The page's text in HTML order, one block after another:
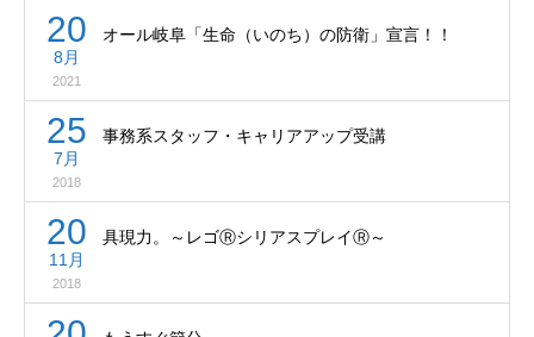
20
8月
2021
オール岐阜「生命（いのち）の防衛」宣言！！
25
7月
2018
事務系スタッフ・キャリアアップ受講
20
11月
2018
具現力。～レゴⓇシリアスプレイⓇ～